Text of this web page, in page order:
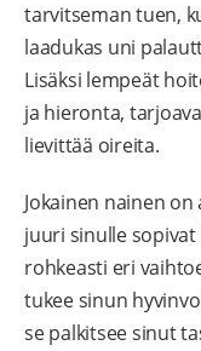
tarvitseman tuen,
laadukas uni
Lisäksi lempeät
ja hieronta,
lievittää oireita.
Jokainen nainen
juuri sinulle sopivat
rohkeasti eri
tukee sinun
se palkitsee sinut